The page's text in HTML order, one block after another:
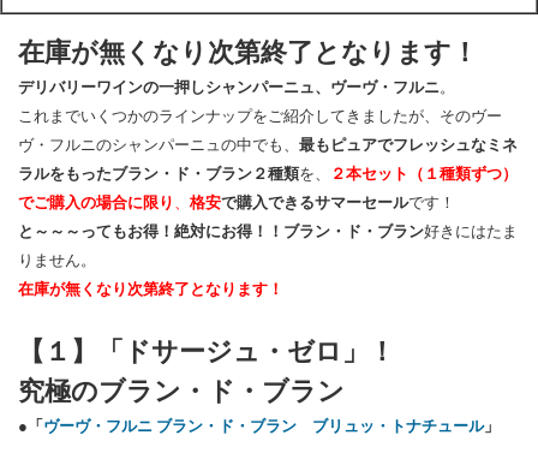
在庫が無くなり次第終了となります！
デリバリーワインの一押しシャンパーニュ、ヴーヴ・フルニ。
これまでいくつかのラインナップをご紹介してきましたが、そのヴー
ヴ・フルニのシャンパーニュの中でも、 最もピュアでフレッシュなミネ
ラルをもったブラン・ド・ブラン２種類を、
２本セット（１種類ずつ）
でご購入の場合に限り 、 格安で購入できるサマーセールです！
と～～～ってもお得！ 絶対にお得！！ ブラン・ド・ブラン好きにはたま
りません。
在庫が無くなり次第終了となります！
【１】「ドサージュ・ゼロ」！
究極のブラン・ド・ブラン
●「 ヴーヴ・フルニ ブラン・ド・ブラン ブリュッ・トナチュール」